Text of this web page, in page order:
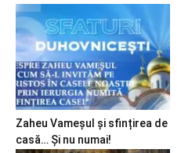
Zaheu Vameșul și sfințirea de
casă… Și nu numai!